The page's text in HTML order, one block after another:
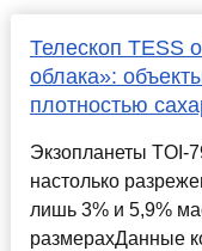
Телескоп TESS
облака»:
плотностью
Экзопланеты TOI-
настолько
лишь 3% и 5,9%
размерахДанные